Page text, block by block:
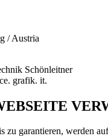
/ Austria
Schönleitner
zu garantieren, werden